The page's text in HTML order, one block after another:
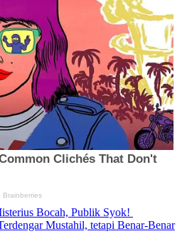
Bocah, Publik Syok!
Mustahil, tetapi Benar-Benar